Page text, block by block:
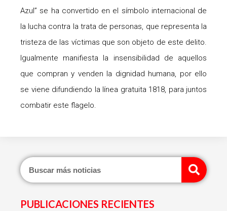
Azul” se ha convertido en el símbolo internacional de
la lucha contra la trata de personas, que representa la
tristeza de las víctimas que son objeto de este delito.
Igualmente manifiesta la insensibilidad de aquellos
que compran y venden la dignidad humana, por ello
se viene difundiendo la línea gratuita 1818, para juntos
combatir este flagelo.
PUBLICACIONES RECIENTES